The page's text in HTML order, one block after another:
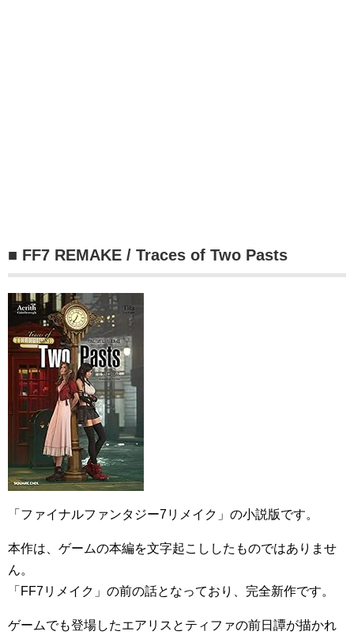
■ FF7 REMAKE / Traces of Two Pasts
「ファイナルファンタジー7リメイク」の小説版です。
本作は、ゲームの本編を文字起こししたものではありませ
ん。
「FF7リメイク」の前の話となっており、完全新作です。
ゲームでも登場したエアリスとティファの前日譚が描かれ